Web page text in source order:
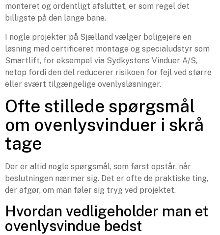
monteret og ordentligt afsluttet, er som regel det
billigste på den lange bane.
I nogle projekter på Sjælland vælger boligejere en
løsning med certificeret montage og specialudstyr som
Smartlift, for eksempel via Sydkystens Vinduer A/S,
netop fordi den del reducerer risikoen for fejl ved større
eller svært tilgængelige ovenlysløsninger.
Ofte stillede spørgsmål
om ovenlysvinduer i skrå
tage
Der er altid nogle spørgsmål, som først opstår, når
beslutningen nærmer sig. Det er ofte de praktiske ting,
der afgør, om man føler sig tryg ved projektet.
Hvordan vedligeholder man et
ovenlysvindue bedst